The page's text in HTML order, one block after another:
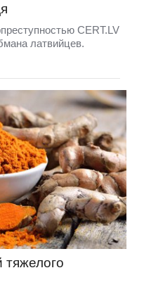
CERT.LV
латвийцев.
тяжелого